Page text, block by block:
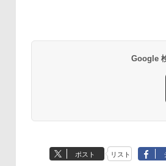
Google
ポスト リスト